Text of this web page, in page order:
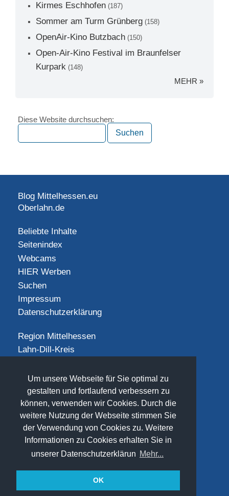
Um unsere Webseite für Sie optimal zu
gestalten und fortlaufend verbessern zu
können, verwenden wir Cookies. Durch die
weitere Nutzung der Webseite stimmen Sie
der Verwendung von Cookies zu. Weitere
Informationen zu Cookies erhalten Sie in
unserer Datenschutzerklärun Mehr...
OK
Kirmes Eschhofen (187)
Sommer am Turm Grünberg (158)
OpenAir-Kino Butzbach (150)
Open-Air-Kino Festival im Braunfelser
Kurpark (148)
MEHR »
Diese Website durchsuchen:
Blog Mittelhessen.eu
Oberlahn.de
Beliebte Inhalte
Seitenindex
Webcams
HIER Werben
Suchen
Impressum
Datenschutzerklärung
Region Mittelhessen
Lahn-Dill-Kreis
Landkreis Limburg-Weilburg
Landkreis Marburg-Biedenkopf
Vogelsbergkreis
SOCIAL